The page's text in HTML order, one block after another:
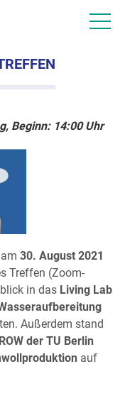
Beginn: 14:00 Uhr
30. August 2021
Treffen (Zoom-
in das Living Lab
Außerdem stand
der TU Berlin
auf